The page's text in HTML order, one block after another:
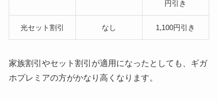
円引き
光セット割引 なし 1,100円引き
家族割引やセット割引が適用になったとしても、ギガ
ホプレミアの方がかなり高くなります。